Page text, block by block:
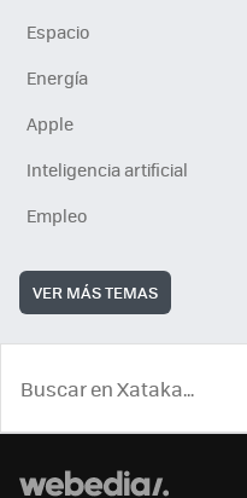
Espacio
Energía
Apple
Inteligencia artificial
Empleo
VER MÁS TEMAS